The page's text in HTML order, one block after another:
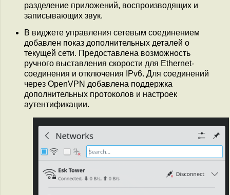
разделение приложений, воспроизводящих и
записывающих звук.
В виджете управления сетевым соединением
добавлен показ дополнительных деталей о
текущей сети. Предоставлена возможность
ручного выставления скорости для Ethernet-
соединения и отключения IPv6. Для соединений
через OpenVPN добавлена поддержка
дополнительных протоколов и настроек
аутентификации.